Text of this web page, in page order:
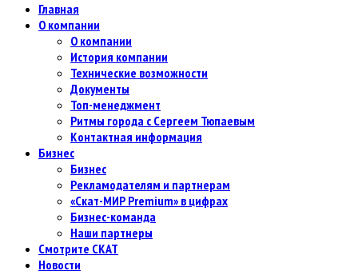
Главная
О компании
О компании
История компании
Технические возможности
Документы
Топ-менеджмент
Ритмы города с Сергеем Тюпаевым
Контактная информация
Бизнес
Бизнес
Рекламодателям и партнерам
«Скат-МИР Premium» в цифрах
Бизнес-команда
Наши партнеры
Смотрите СКАТ
Новости